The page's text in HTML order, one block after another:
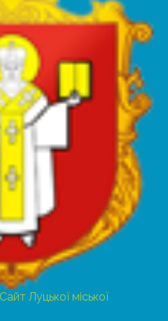
Луцької міської